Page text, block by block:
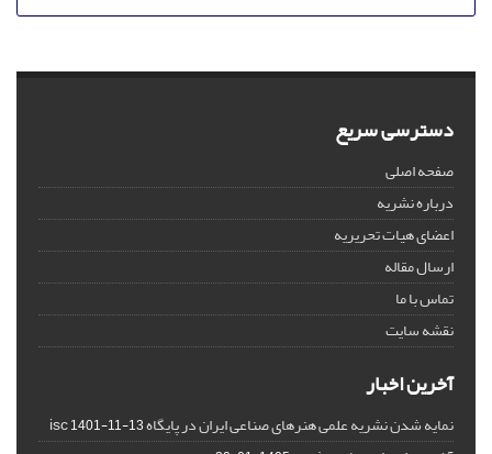
دسترسی سریع
صفحه اصلی
درباره نشریه
اعضای هیات تحریریه
ارسال مقاله
تماس با ما
نقشه سایت
آخرین اخبار
نمایه شدن نشریه علمی هنرهای صناعی ایران در پایگاه isc1401-11-13